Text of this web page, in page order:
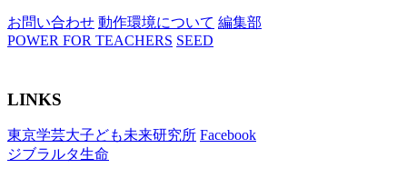
お問い合わせ 動作環境について 編集部
POWER FOR TEACHERS SEED
LINKS
東京学芸大子ども未来研究所 Facebook
ジブラルタ生命